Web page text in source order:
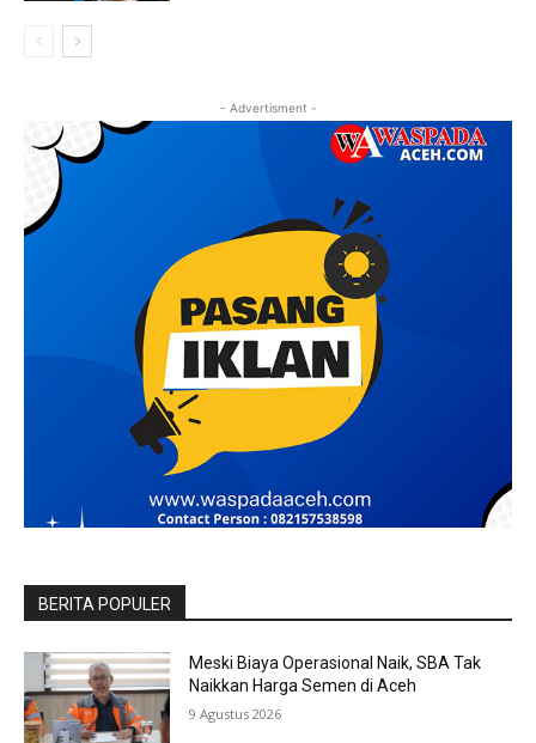
- Advertisment -
BERITA POPULER
Meski Biaya Operasional Naik, SBA Tak
Naikkan Harga Semen di Aceh
9 Agustus 2026